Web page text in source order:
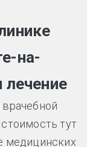
на-
лечение
тут
медицинских